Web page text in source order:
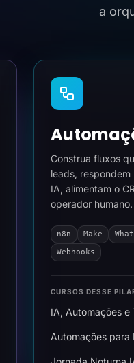
a
Construa fluxos
leads,
IA, alimentam o
operador humano.
n8n Make
Webhooks
CURSOS DESSE
IA, Automações e
Automações para